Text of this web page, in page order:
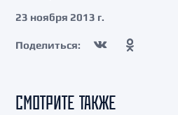
23 ноября 2013 г.
Поделиться:
СМОТРИТЕ ТАКЖЕ